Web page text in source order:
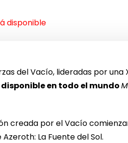
disponible
del Vacío, lideradas por
en todo el mundo
creada por el Vacío
La Fuente del Sol.